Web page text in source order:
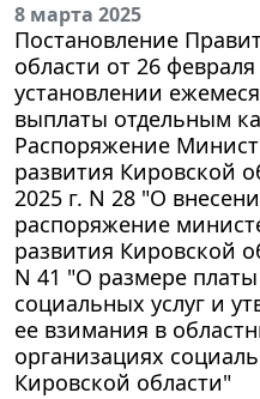
8 марта 2025
Постановление
области от 26
установлении
выплаты отдельным
Распоряжение
развития Кировской
2025 г. N 28 "О
распоряжение
развития Кировской
N 41 "О размере
социальных услуг и
ее взимания в
организациях
Кировской области"